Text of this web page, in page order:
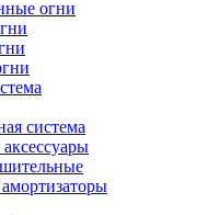
огни
система